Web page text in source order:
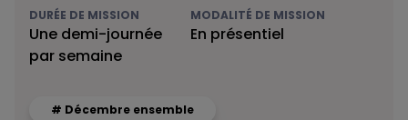
DURÉE DE MISSION
Une demi-journée
par semaine
MODALITÉ DE MISSION
En présentiel
# Décembre ensemble